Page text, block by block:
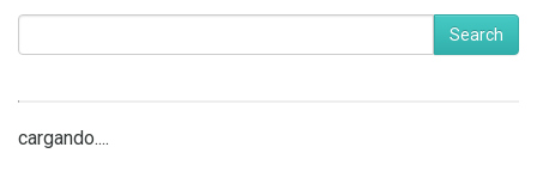
Search
cargando....